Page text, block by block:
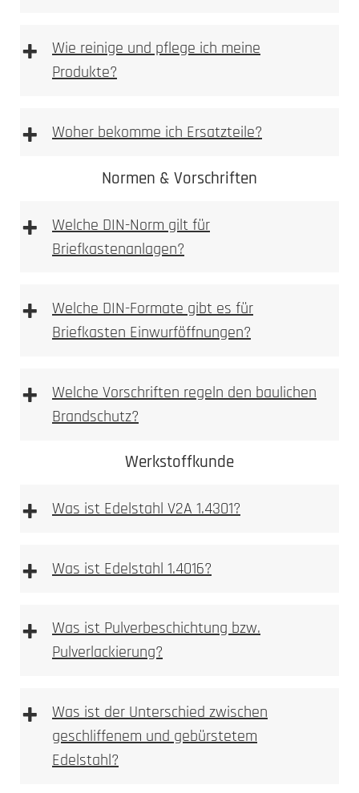
Vorlage Sicherheits Namensschild Typ 1 [PDF
+
Wie reinige und pflege ich meine
Produkte?
+ Woher bekomme ich Ersatzteile?
Ersatzteilshop
Normen & Vorschriften
+
Welche DIN-Norm gilt für
Briefkastenanlagen?
+
Welche DIN-Formate gibt es für
Briefkasten Einwurföffnungen?
+
Welche Vorschriften regeln den baulichen
Brandschutz?
Werkstoffkunde
+ Was ist Edelstahl V2A 1.4301?
+ Was ist Edelstahl 1.4016?
Gegensatz zum austenitischen Stahlsorten stark
magnetisch.
+
Was ist Pulverbeschichtung bzw.
Pulverlackierung?
+
Was ist der Unterschied zwischen
geschliffenem und gebürstetem
Edelstahl?